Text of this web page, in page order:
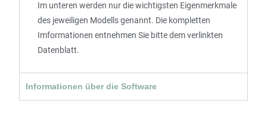
Im unteren werden nur die wichtigsten Eigenmerkmale
des jeweiligen Modells genannt. Die kompletten
Imformationen entnehmen Sie bitte dem verlinkten
Datenblatt.
Informationen über die Software